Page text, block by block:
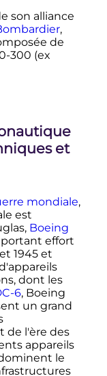
son alliance
,
de
300 (ex
et
mondiale,
est
Boeing
effort
1945 et
dont les
6, Boeing
un grand
de l'ère des
appareils
le